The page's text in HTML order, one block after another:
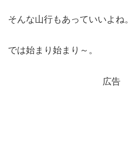
そんな山行もあっていいよね。
では始まり始まり～。
広告